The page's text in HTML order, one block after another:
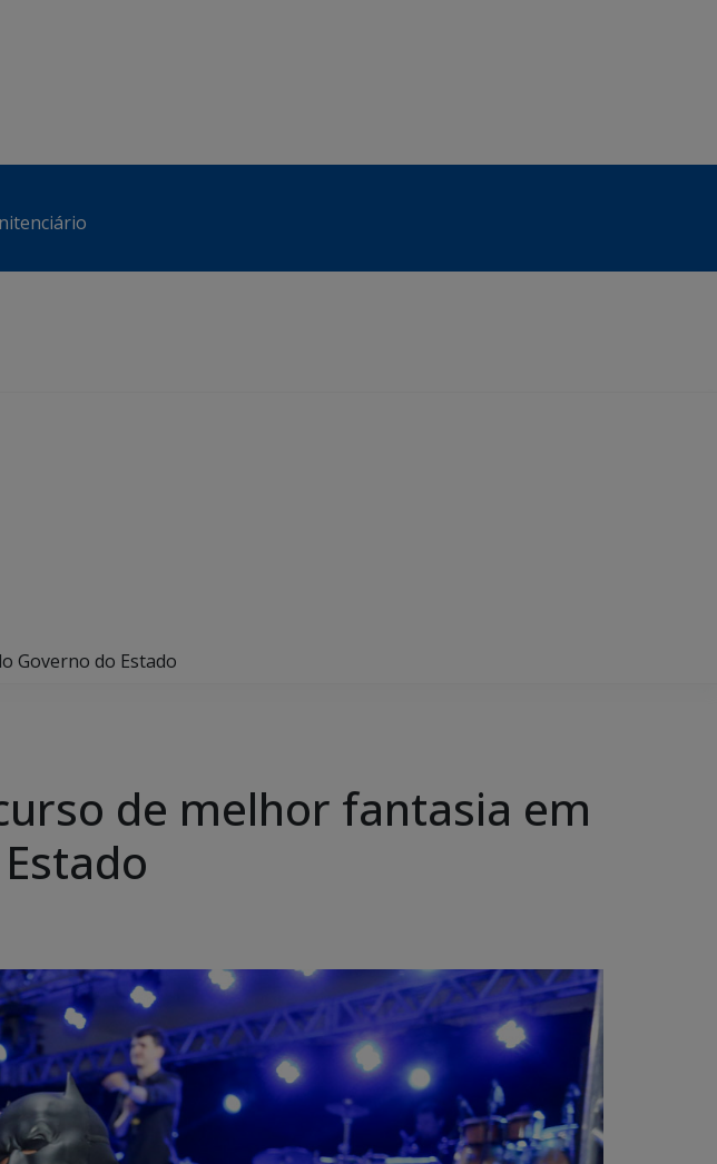
Governo do Estado
de melhor fantasia em